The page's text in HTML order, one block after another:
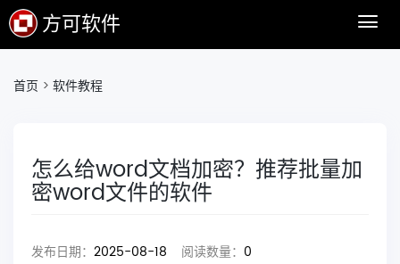
方可软件
首页 > 软件教程
怎么给word文档加密？推荐批量加
密word文件的软件
发布日期： 2025-08-18 阅读数量： 0